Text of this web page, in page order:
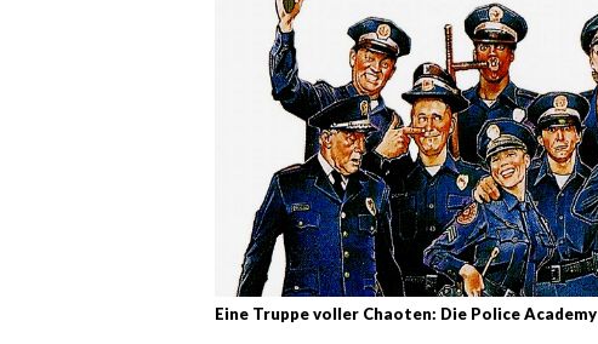
Eine Truppe voller Chaoten: Die Police Academy